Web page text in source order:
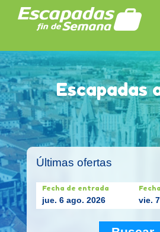
Escapadas
Últimas ofertas
Fecha de entrada
jue. 6 ago. 2026 vie.